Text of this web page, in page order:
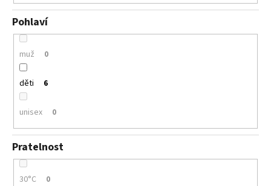
Pohlaví
muž 0
děti 6
unisex 0
Pratelnost
30°C 0